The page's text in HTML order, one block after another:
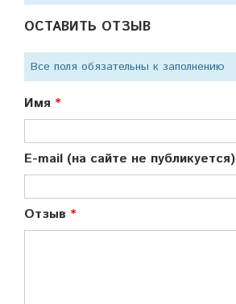
ОСТАВИТЬ ОТЗЫВ
Все поля обязательны к заполнению
Имя
E-mail (на сайте не публикуется)
Отзыв